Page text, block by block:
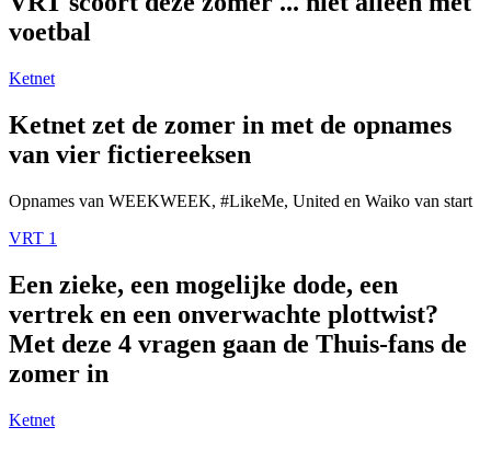
voetbal
Ketnet
Ketnet zet de zomer in met de opnames
van vier fictiereeksen
Opnames van WEEKWEEK, #LikeMe, United en Waiko van start
VRT 1
Een zieke, een mogelijke dode, een
vertrek en een onverwachte plottwist?
Met deze 4 vragen gaan de Thuis-fans de
zomer in
Ketnet